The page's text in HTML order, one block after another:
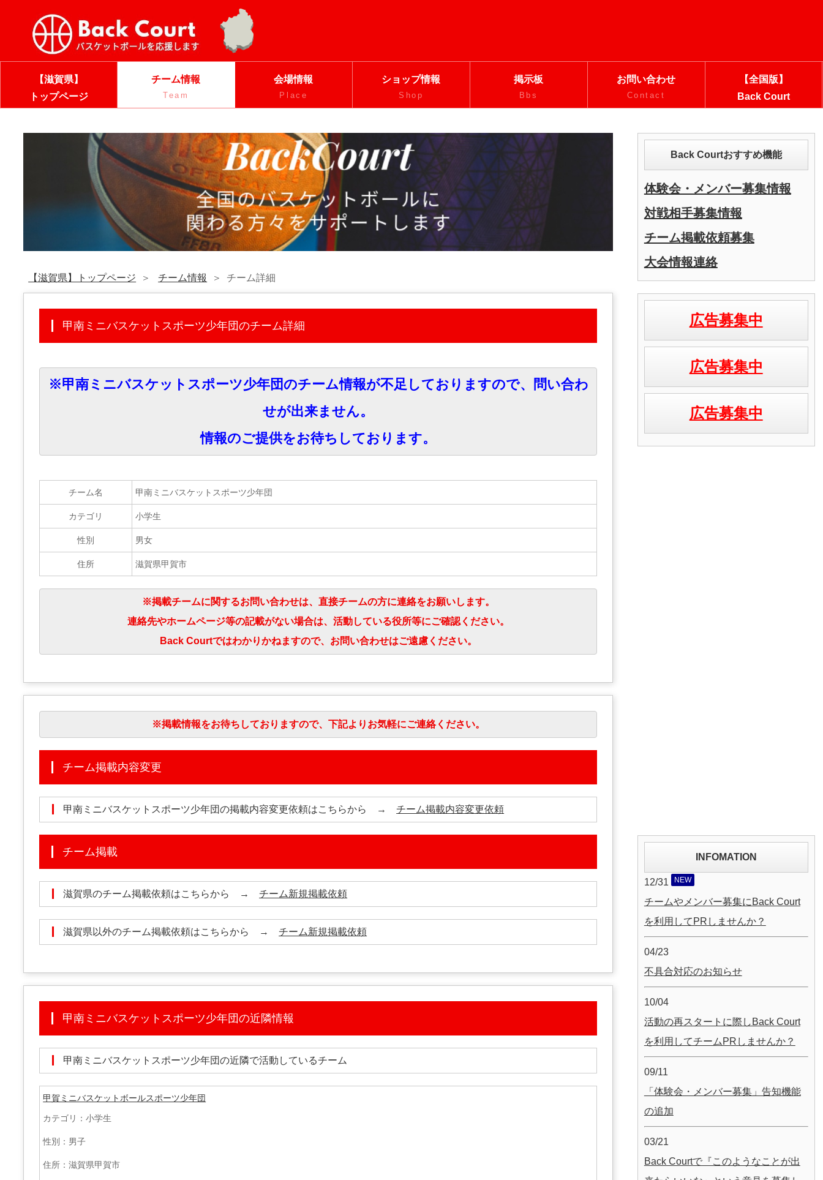
【滋賀県】
トップページ
チーム情報
Team
会場情報
Place
ショップ情報
Shop
掲示板
Bbs
お問い合わせ
Contact
【全国版】
Back Court
【滋賀県】トップページ チーム情報 チーム詳細
甲南ミニバスケットスポーツ少年団のチーム詳細
※甲南ミニバスケットスポーツ少年団のチーム情報が不足しておりますので、問い合わ
せが出来ません。
情報のご提供をお待ちしております。
チーム名 甲南ミニバスケットスポーツ少年団
カテゴリ 小学生
性別 男女
住所 滋賀県甲賀市
※掲載チームに関するお問い合わせは、直接チームの方に連絡をお願いします。
連絡先やホームページ等の記載がない場合は、活動している役所等にご確認ください。
Back Courtではわかりかねますので、お問い合わせはご遠慮ください。
※掲載情報をお待ちしておりますので、下記よりお気軽にご連絡ください。
チーム掲載内容変更
甲南ミニバスケットスポーツ少年団の掲載内容変更依頼はこちらから →チーム掲載内容変更依頼
チーム掲載
滋賀県のチーム掲載依頼はこちらから →チーム新規掲載依頼
滋賀県以外のチーム掲載依頼はこちらから →チーム新規掲載依頼
甲南ミニバスケットスポーツ少年団の近隣情報
甲南ミニバスケットスポーツ少年団の近隣で活動しているチーム
甲賀ミニバスケットボールスポーツ少年団
カテゴリ：小学生
性別：男子
住所：滋賀県甲賀市
Back Courtおすすめ機能
体験会・メンバー募集情報
対戦相手募集情報
チーム掲載依頼募集
大会情報連絡
広告募集中
広告募集中
広告募集中
INFOMATION
12/31 NEW
チームやメンバー募集にBack Court
を利用してPRしませんか？
04/23
不具合対応のお知らせ
10/04
活動の再スタートに際しBack Court
を利用してチームPRしませんか？
09/11
「体験会・メンバー募集」告知機能
の追加
03/21
Back Courtで『このようなことが出